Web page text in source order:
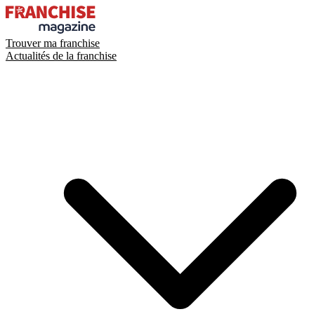
Trouver ma franchise
Actualités de la franchise